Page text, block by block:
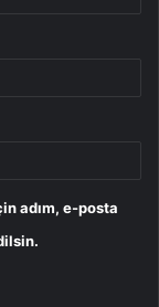
adım, e-posta